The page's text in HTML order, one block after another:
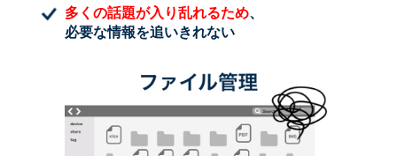
多くの話題が入り乱れるため、
必要な情報を追いきれない